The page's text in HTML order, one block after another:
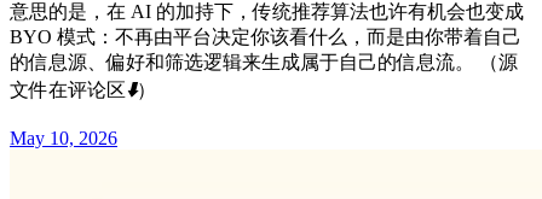
意思的是，在 AI 的加持下，传统推荐算法也许有机会也变成
BYO 模式：不再由平台决定你该看什么，而是由你带着自己
的信息源、偏好和筛选逻辑来生成属于自己的信息流。 （源
文件在评论区⬇️）
May 10, 2026